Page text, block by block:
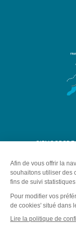
Plan du site -
Éditer mes